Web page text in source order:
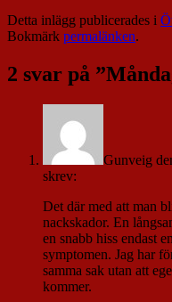
Detta inlägg publicerades i
Bokmärk permalänken.
2 svar på ”
Gunveig
skrev:
Det där med att man
nackskador. En
en snabb hiss endast
symptomen. Jag har
samma sak utan att
kommer.